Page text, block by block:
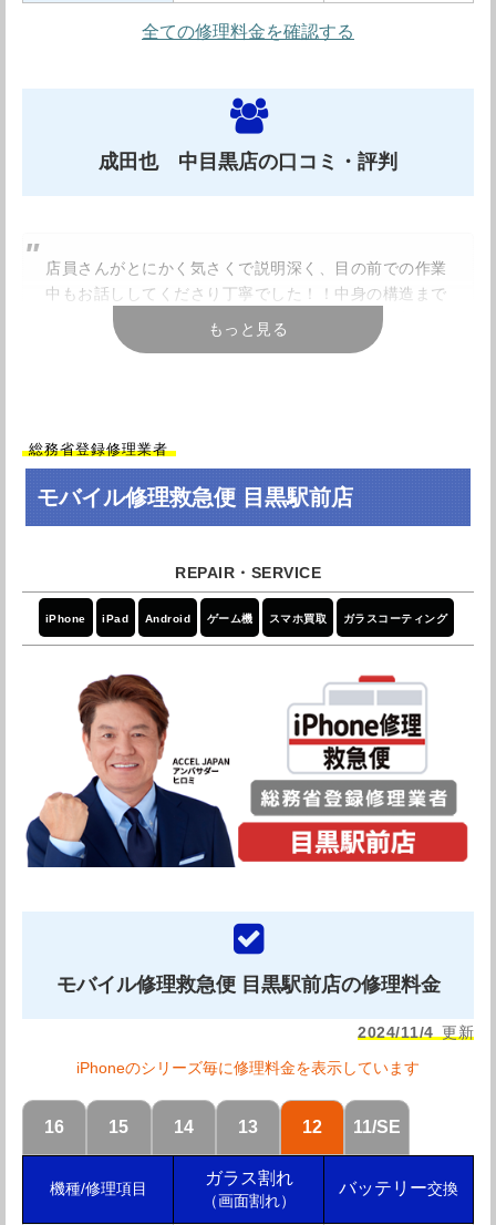
全ての修理料金を確認する
成田也 中目黒店の口コミ・評判
店員さんがとにかく気さくで説明深く、目の前での作業
中もお話ししてくださり丁寧でした！！中身の構造まで
見せてくださったりと。。また利用します！！1番おすす
修理も早く、修理以外にも役立つ情報をたくさん教えて
くれました！ また何かあったら絶対ここに来ます！ 中古
引用元：Googleレビュー
ったりとありがとうございました。 また次回も利用させ
てもらいたいです。
引用元：Googleレビュー
中目黒駅から徒歩1分。日本国内にiPhone修理専門工場を
完備。品質に絶対の自信を持っている成田也 中目黒
店。 iPhone5以降の各種iPhone修理に加え、iPad・
Xperia・Galaxy等のスマホ・タブレット端末の修理を全
般的に受け付けてくれます。
携帯買取も行っているので、修理をするか、買い替えるべ
きかの相談や、不要になった携帯電話の買取もおこなって
もっと見る
モバイル修理救急便 目黒駅前店
総務省登録修理業者
iPhone iPad Android ゲーム機 スマホ買取 ガラスコーティング
モバイル修理救急便 目黒駅前店の修理料金
iPhoneのシリーズ毎に修理料金を表示しています
16 15 14 13 12 11/SE
機種/修理項目
ガラス割れ
（画面割れ）
バッテリー交換
2024/11/4更新